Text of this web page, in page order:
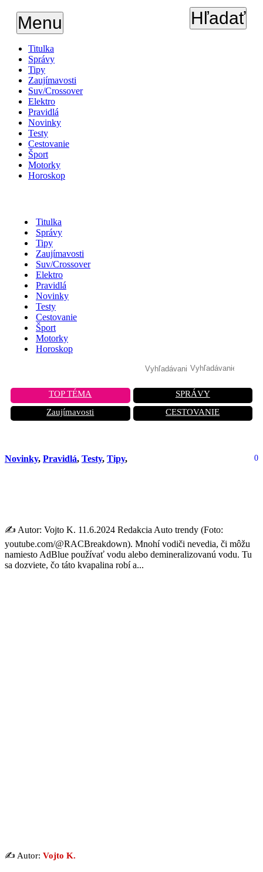
Menu Hľadať
Titulka
Správy
Tipy
Zaujímavosti
Suv/Crossover
Elektro
Pravidlá
Novinky
Testy
Cestovanie
Šport
Motorky
Horoskop
Titulka
Správy
Tipy
Zaujímavosti
Suv/Crossover
Elektro
Pravidlá
Novinky
Testy
Cestovanie
Šport
Motorky
Horoskop
TOP TÉMA
SPRÁVY
Zaujímavosti
CESTOVANIE
Novinky, Pravidlá, Testy, Tipy, 0
✍️ Autor: Vojto K. 11.6.2024 Redakcia Auto trendy (Foto:
youtube.com/@RACBreakdown). Mnohí vodiči nevedia, či môžu
namiesto AdBlue používať vodu alebo demineralizovanú vodu. Tu
sa dozviete, čo táto kvapalina robí a...
✍️ Autor: Vojto K.